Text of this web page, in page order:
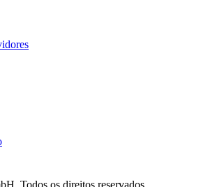
Todos os direitos reservados.